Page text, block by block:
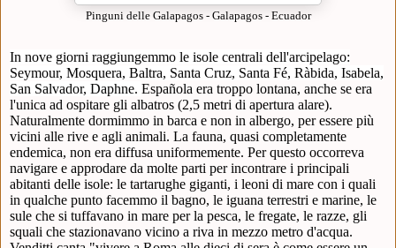
Pinguni delle Galapagos - Galapagos - Ecuador
In nove giorni raggiungemmo le isole centrali dell'arcipelago:
Seymour, Mosquera, Baltra, Santa Cruz, Santa Fé, Ràbida, Isabela,
San Salvador, Daphne. Española era troppo lontana, anche se era
l'unica ad ospitare gli albatros (2,5 metri di apertura alare).
Naturalmente dormimmo in barca e non in albergo, per essere più
vicini alle rive e agli animali. La fauna, quasi completamente
endemica, non era diffusa uniformemente. Per questo occorreva
navigare e approdare da molte parti per incontrare i principali
abitanti delle isole: le tartarughe giganti, i leoni di mare con i quali
in qualche punto facemmo il bagno, le iguana terrestri e marine, le
sule che si tuffavano in mare per la pesca, le fregate, le razze, gli
squali che stazionavano vicino a riva in mezzo metro d'acqua.